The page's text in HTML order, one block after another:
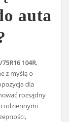
auta
104R,
z myślą o
dla
rozsądny